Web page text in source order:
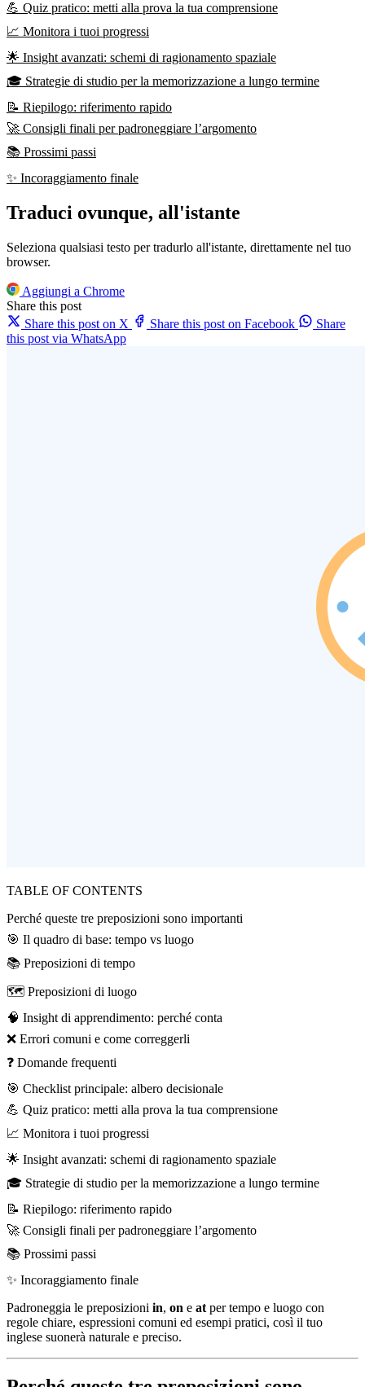
💪 Quiz pratico: metti alla prova la tua comprensione
📈 Monitora i tuoi progressi
🌟 Insight avanzati: schemi di ragionamento spaziale
🎓 Strategie di studio per la memorizzazione a lungo termine
📝 Riepilogo: riferimento rapido
🚀 Consigli finali per padroneggiare l’argomento
📚 Prossimi passi
✨ Incoraggiamento finale
Traduci ovunque, all'istante
Seleziona qualsiasi testo per tradurlo all'istante, direttamente nel tuo
browser.
Aggiungi a Chrome
Share this post
Share this post on X
Share this post on Facebook
Share
this post via WhatsApp
TABLE OF CONTENTS
Perché queste tre preposizioni sono importanti
🎯 Il quadro di base: tempo vs luogo
📚 Preposizioni di tempo
🗺️ Preposizioni di luogo
🧠 Insight di apprendimento: perché conta
❌ Errori comuni e come correggerli
❓ Domande frequenti
🎯 Checklist principale: albero decisionale
💪 Quiz pratico: metti alla prova la tua comprensione
📈 Monitora i tuoi progressi
🌟 Insight avanzati: schemi di ragionamento spaziale
🎓 Strategie di studio per la memorizzazione a lungo termine
📝 Riepilogo: riferimento rapido
🚀 Consigli finali per padroneggiare l’argomento
📚 Prossimi passi
✨ Incoraggiamento finale
Padroneggia le preposizioni in, on e at per tempo e luogo con
regole chiare, espressioni comuni ed esempi pratici, così il tuo
inglese suonerà naturale e preciso.